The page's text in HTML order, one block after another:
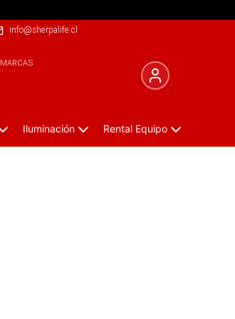
info@sherpalife.cl
MARCAS
Iluminación Rental Equipo